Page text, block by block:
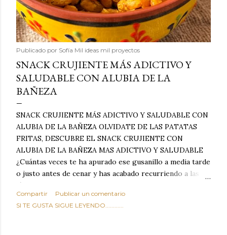
Publicado por Sofía Mil ideas mil proyectos
SNACK CRUJIENTE MÁS ADICTIVO Y
SALUDABLE CON ALUBIA DE LA
BAÑEZA
SNACK CRUJIENTE MÁS ADICTIVO Y SALUDABLE CON
ALUBIA DE LA BAÑEZA OLVIDATE DE LAS PATATAS
FRITAS, DESCUBRE EL SNACK CRUJIENTE CON
ALUBIA DE LA BAÑEZA MAS ADICTIVO Y SALUDABLE
¿Cuántas veces te ha apurado ese gusanillo a media tarde
o justo antes de cenar y has acabado recurriendo a las
típicas patatas de bolsa, frutos secos fritos o snacks
ultraprocesados llenos de grasas saturadas y sodio?
Todos hemos estado ahí. Sin embargo, cuidarse no tiene
Compartir
Publicar un comentario
SI TE GUSTA SIGUE LEYENDO............